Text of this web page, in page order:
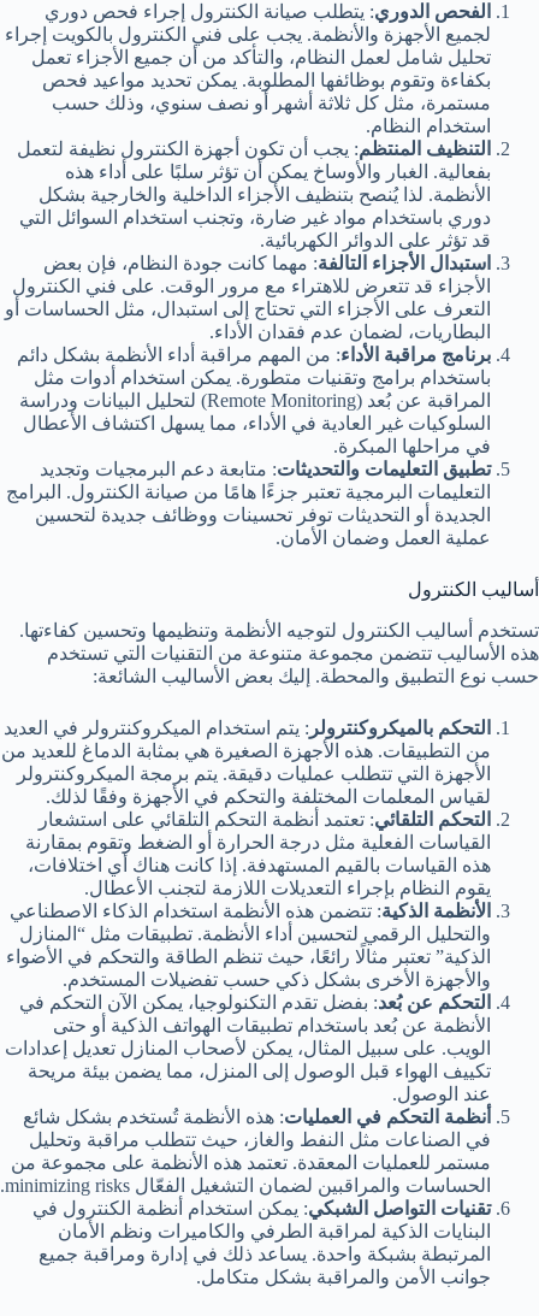
الفحص الدوري: يتطلب صيانة الكنترول إجراء فحص دوري
لجميع الأجهزة والأنظمة. يجب على فني الكنترول بالكويت إجراء
تحليل شامل لعمل النظام، والتأكد من أن جميع الأجزاء تعمل
بكفاءة وتقوم بوظائفها المطلوبة. يمكن تحديد مواعيد فحص
مستمرة، مثل كل ثلاثة أشهر أو نصف سنوي، وذلك حسب
استخدام النظام.
التنظيف المنتظم: يجب أن تكون أجهزة الكنترول نظيفة لتعمل
بفعالية. الغبار والأوساخ يمكن أن تؤثر سلبًا على أداء هذه
الأنظمة. لذا يُنصح بتنظيف الأجزاء الداخلية والخارجية بشكل
دوري باستخدام مواد غير ضارة، وتجنب استخدام السوائل التي
قد تؤثر على الدوائر الكهربائية.
استبدال الأجزاء التالفة: مهما كانت جودة النظام، فإن بعض
الأجزاء قد تتعرض للاهتراء مع مرور الوقت. على فني الكنترول
التعرف على الأجزاء التي تحتاج إلى استبدال، مثل الحساسات أو
البطاريات، لضمان عدم فقدان الأداء.
برنامج مراقبة الأداء: من المهم مراقبة أداء الأنظمة بشكل دائم
باستخدام برامج وتقنيات متطورة. يمكن استخدام أدوات مثل
المراقبة عن بُعد (Remote Monitoring) لتحليل البيانات ودراسة
السلوكيات غير العادية في الأداء، مما يسهل اكتشاف الأعطال
في مراحلها المبكرة.
تطبيق التعليمات والتحديثات: متابعة دعم البرمجيات وتجديد
التعليمات البرمجية تعتبر جزءًا هامًا من صيانة الكنترول. البرامج
الجديدة أو التحديثات توفر تحسينات ووظائف جديدة لتحسين
عملية العمل وضمان الأمان.
أساليب الكنترول
تستخدم أساليب الكنترول لتوجيه الأنظمة وتنظيمها وتحسين كفاءتها.
هذه الأساليب تتضمن مجموعة متنوعة من التقنيات التي تستخدم
حسب نوع التطبيق والمحطة. إليك بعض الأساليب الشائعة:
التحكم بالميكروكنترولر : يتم استخدام الميكروكنترولر في العديد
من التطبيقات. هذه الأجهزة الصغيرة هي بمثابة الدماغ للعديد من
الأجهزة التي تتطلب عمليات دقيقة. يتم برمجة الميكروكنترولر
لقياس المعلمات المختلفة والتحكم في الأجهزة وفقًا لذلك.
التحكم التلقائي: تعتمد أنظمة التحكم التلقائي على استشعار
القياسات الفعلية مثل درجة الحرارة أو الضغط وتقوم بمقارنة
هذه القياسات بالقيم المستهدفة. إذا كانت هناك أي اختلافات،
يقوم النظام بإجراء التعديلات اللازمة لتجنب الأعطال.
الأنظمة الذكية: تتضمن هذه الأنظمة استخدام الذكاء الاصطناعي
والتحليل الرقمي لتحسين أداء الأنظمة. تطبيقات مثل “المنازل
الذكية” تعتبر مثالًا رائعًا، حيث تنظم الطاقة والتحكم في الأضواء
والأجهزة الأخرى بشكل ذكي حسب تفضيلات المستخدم.
التحكم عن بُعد: بفضل تقدم التكنولوجيا، يمكن الآن التحكم في
الأنظمة عن بُعد باستخدام تطبيقات الهواتف الذكية أو حتى
الويب. على سبيل المثال، يمكن لأصحاب المنازل تعديل إعدادات
تكييف الهواء قبل الوصول إلى المنزل، مما يضمن بيئة مريحة
عند الوصول.
أنظمة التحكم في العمليات: هذه الأنظمة تُستخدم بشكل شائع
في الصناعات مثل النفط والغاز، حيث تتطلب مراقبة وتحليل
مستمر للعمليات المعقدة. تعتمد هذه الأنظمة على مجموعة من
الحساسات والمراقبين لضمان التشغيل الفعّال minimizing risks.
تقنيات التواصل الشبكي: يمكن استخدام أنظمة الكنترول في
البنايات الذكية لمراقبة الطرفي والكاميرات ونظم الأمان
المرتبطة بشبكة واحدة. يساعد ذلك في إدارة ومراقبة جميع
جوانب الأمن والمراقبة بشكل متكامل.